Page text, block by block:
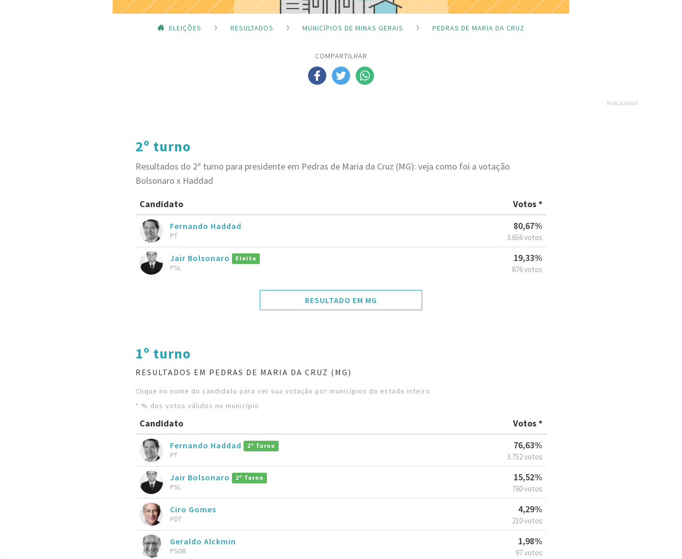
ELEIÇÕES RESULTADOS MUNICÍPIOS DE MINAS GERAIS PEDRAS DE MARIA DA CRUZ
COMPARTILHAR
PUBLICIDADE
2º turno
Resultados do 2º turno para presidente em Pedras de Maria da Cruz (MG): veja como foi a votação
Bolsonaro x Haddad
Candidato
Votos *
Fernando Haddad
PT
80,67%
3.656 votos
Jair Bolsonaro Eleito
PSL
19,33%
876 votos
RESULTADO EM MG
1º turno
RESULTADOS EM PEDRAS DE MARIA DA CRUZ (MG)
Clique no nome do candidato para ver sua votação por municípios do estado inteiro
* % dos votos válidos no município
Candidato Votos *
Fernando Haddad 2º Turno
PT
76,63%
3.752 votos
Jair Bolsonaro 2º Turno
PSL
15,52%
760 votos
Ciro Gomes
PDT
4,29%
210 votos
Geraldo Alckmin
PSDB
1,98%
97 votos